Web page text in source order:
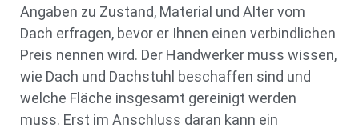
Angaben zu Zustand, Material und Alter vom
Dach erfragen, bevor er Ihnen einen verbindlichen
Preis nennen wird. Der Handwerker muss wissen,
wie Dach und Dachstuhl beschaffen sind und
welche Fläche insgesamt gereinigt werden
muss. Erst im Anschluss daran kann ein